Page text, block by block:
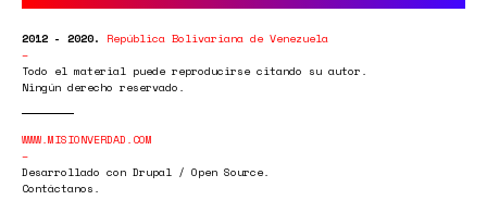
2012 - 2020. República Bolivariana de Venezuela
Todo el material puede reproducirse citando su autor.
Ningún derecho reservado.
WWW.MISIONVERDAD.COM
Desarrollado con Drupal / Open Source.
Contáctanos.